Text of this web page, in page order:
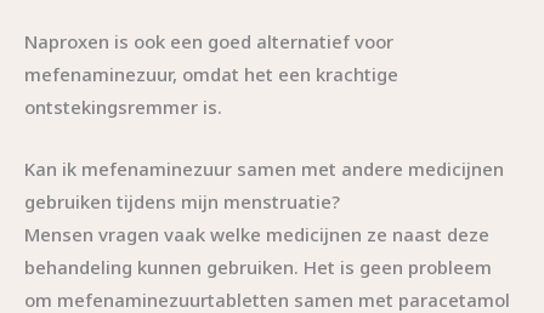
Naproxen is ook een goed alternatief voor
mefenaminezuur, omdat het een krachtige
ontstekingsremmer is.
Kan ik mefenaminezuur samen met andere medicijnen
gebruiken tijdens mijn menstruatie?
Mensen vragen vaak welke medicijnen ze naast deze
behandeling kunnen gebruiken. Het is geen probleem
om mefenaminezuurtabletten samen met paracetamol